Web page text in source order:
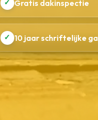
✓ Gratis dakinspectie
✓ 10 jaar schriftelijke